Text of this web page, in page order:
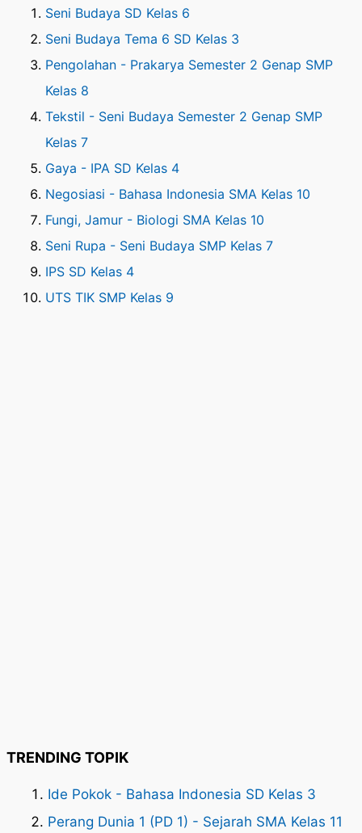
Seni Budaya SD Kelas 6
Seni Budaya Tema 6 SD Kelas 3
Pengolahan - Prakarya Semester 2 Genap SMP
Kelas 8
Tekstil - Seni Budaya Semester 2 Genap SMP
Kelas 7
Gaya - IPA SD Kelas 4
Negosiasi - Bahasa Indonesia SMA Kelas 10
Fungi, Jamur - Biologi SMA Kelas 10
Seni Rupa - Seni Budaya SMP Kelas 7
IPS SD Kelas 4
UTS TIK SMP Kelas 9
TRENDING TOPIK
Ide Pokok - Bahasa Indonesia SD Kelas 3
Perang Dunia 1 (PD 1) - Sejarah SMA Kelas 11